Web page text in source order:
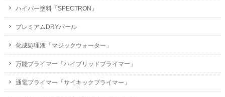
ハイパー塗料「SPECTRON」
プレミアムDRYパール
化成処理液「マジックウォーター」
万能プライマー「ハイブリッドプライマー」
通電プライマー「サイキックプライマー」